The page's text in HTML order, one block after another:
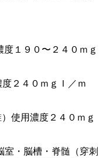
１９０〜２４０ｍｇ
２４０ｍｇＩ／ｍ
使用濃度２４０ｍｇ
・脳槽・脊髄（穿刺